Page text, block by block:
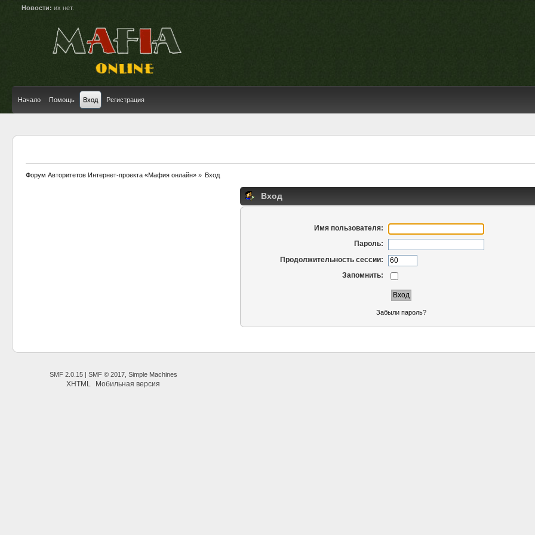
Новости: их нет.
Начало Помощь Вход Регистрация
Форум Авторитетов Интернет-проекта «Мафия онлайн»» Вход
Вход
Имя пользователя:
Пароль:
Продолжительность сессии:
Запомнить:
Забыли пароль?
SMF 2.0.15| SMF © 2017, Simple Machines
XHTML Мобильная версия